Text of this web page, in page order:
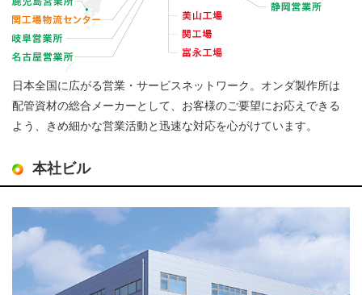
日本全国に広がる営業・サービスネットワーク。オンダ製作所は
配管資材の総合メーカーとして、お客様のご要望にお応えできる
よう、きめ細かな営業活動と迅速な対応を心がけています。
本社ビル